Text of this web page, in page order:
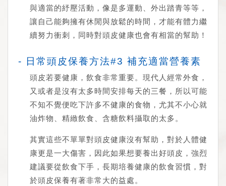
35%
與適當的紓壓活動，像是多運動、外出踏青等等，
讓自己能夠擁有休閒與放鬆的時間，才能有體力繼
續努力衝刺，同時對頭皮健康也會有相當的幫助！
- 日常頭皮保養方法#3 補充適當營養素
頭皮若要健康，飲食非常重要。現代人經常外食，
又或者是沒有太多時間安排每天的三餐，所以可能
不知不覺便吃下許多不健康的食物，尤其不小心就
油炸物、精緻飲食、含糖飲料攝取的太多。
其實這些不單單對頭皮健康沒有幫助，對於人體健
康更是一大傷害，因此如果想要養出好頭皮，強烈
建議要從飲食下手，長期培養健康的飲食習慣，對
於頭皮保養有著非常大的益處。